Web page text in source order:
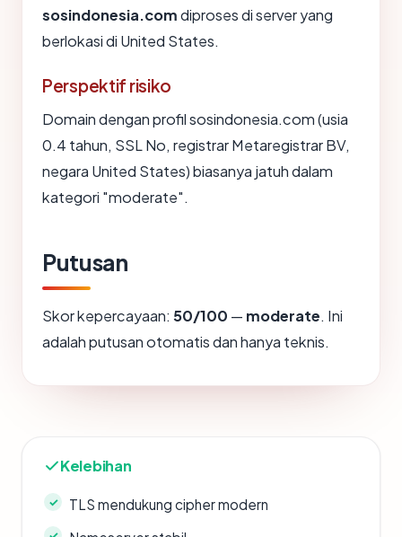
sosindonesia.comdiproses di server yang
berlokasi di United States.
Perspektif risiko
Domain dengan profil sosindonesia.com (usia
0.4 tahun, SSL No, registrar Metaregistrar BV,
negara United States) biasanya jatuh dalam
kategori "moderate".
Putusan
Skor kepercayaan: 50/100 — moderate. Ini
adalah putusan otomatis dan hanya teknis.
Kelebihan
TLS mendukung cipher modern